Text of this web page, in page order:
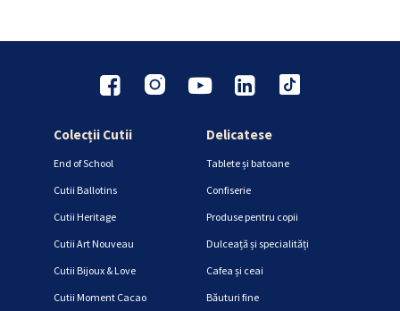
Colecții Cutii
End of School
Cutii Ballotins
Cutii Heritage
Cutii Art Nouveau
Cutii Bijoux & Love
Cutii Moment Cacao
Delicatese
Tablete și batoane
Confiserie
Produse pentru copii
Dulceață și specialități
Cafea și ceai
Băuturi fine